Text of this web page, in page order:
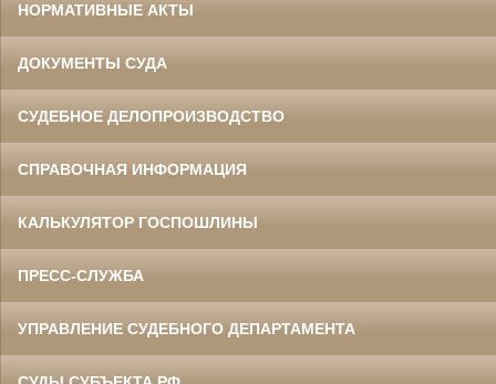
НОРМАТИВНЫЕ АКТЫ
ДОКУМЕНТЫ СУДА
СУДЕБНОЕ ДЕЛОПРОИЗВОДСТВО
СПРАВОЧНАЯ ИНФОРМАЦИЯ
КАЛЬКУЛЯТОР ГОСПОШЛИНЫ
ПРЕСС-СЛУЖБА
УПРАВЛЕНИЕ СУДЕБНОГО ДЕПАРТАМЕНТА